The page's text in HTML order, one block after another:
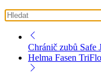
Chránič zubů Safe
Helma Fasen